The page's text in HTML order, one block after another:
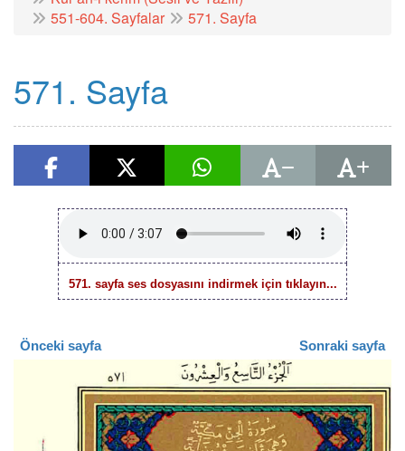
551-604. Sayfalar
571. Sayfa
571. Sayfa
571. sayfa ses dosyasını indirmek için tıklayın...
Önceki sayfa Sonraki sayfa